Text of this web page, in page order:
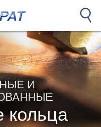
И
кольца